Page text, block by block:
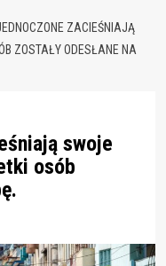
ZACIEŚNIAJĄ
ZOSTAŁY ODESŁANE NA
swoje
osób